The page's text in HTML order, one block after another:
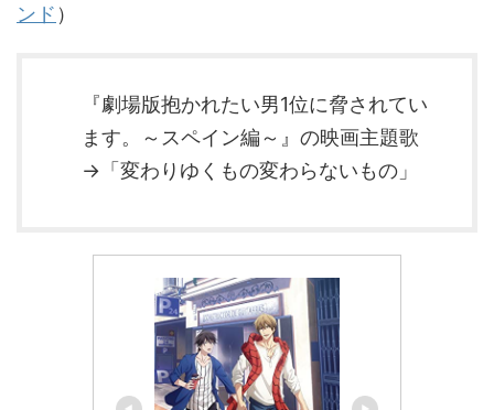
ンド ）
『劇場版抱かれたい男1位に脅されてい
ます。～スペイン編～』の映画主題歌
→「変わりゆくもの変わらないもの」